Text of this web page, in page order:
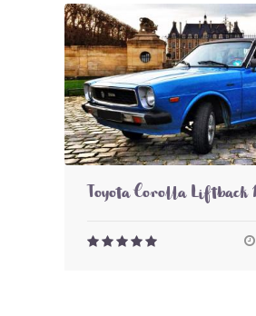
Toyota Corolla Liftback